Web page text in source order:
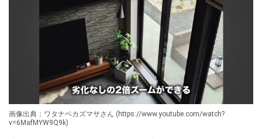
画像出典：ワタナベカズマサさん (https://www.youtube.com/watch?
v=6MafMYW9Q9k)